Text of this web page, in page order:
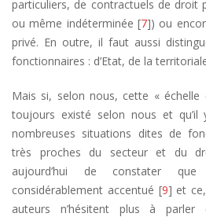
particuliers, de contractuels de droit
ou même indéterminée [7]) ou
privé. En outre, il faut aussi
fonctionnaires : d’Etat, de la
Mais si, selon nous, cette « échelle
toujours existé selon nous et
nombreuses situations dites de
très proches du secteur et du
aujourd’hui de constater
considérablement accentué [9] et
auteurs n’hésitent plus à